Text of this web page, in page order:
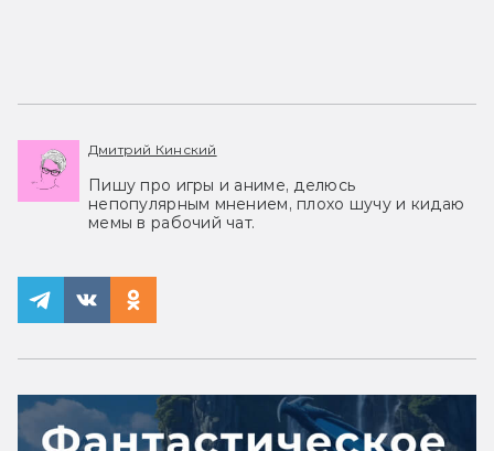
Дмитрий Кинский
Пишу про игры и аниме, делюсь
непопулярным мнением, плохо шучу и кидаю
мемы в рабочий чат.